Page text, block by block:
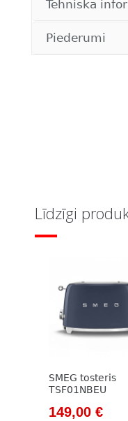
Tehniskā
Piederumi
Līdzīgi
SMEG tosteris
TSF01NBEU
Original
149,00 €